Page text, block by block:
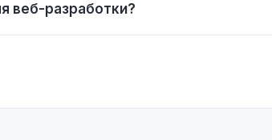
веб-разработки?